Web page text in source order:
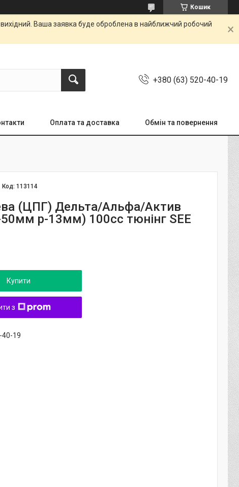
Кошик
Ваша заявка буде оброблена в найближчий робочий
+380 (63) 520-40-19
Оплата та доставка Обмін та повернення
Код:113114
(ЦПГ) Дельта/Альфа/Актив
p-13мм) 100сс тюнінг SEE
Купити
з
40-19